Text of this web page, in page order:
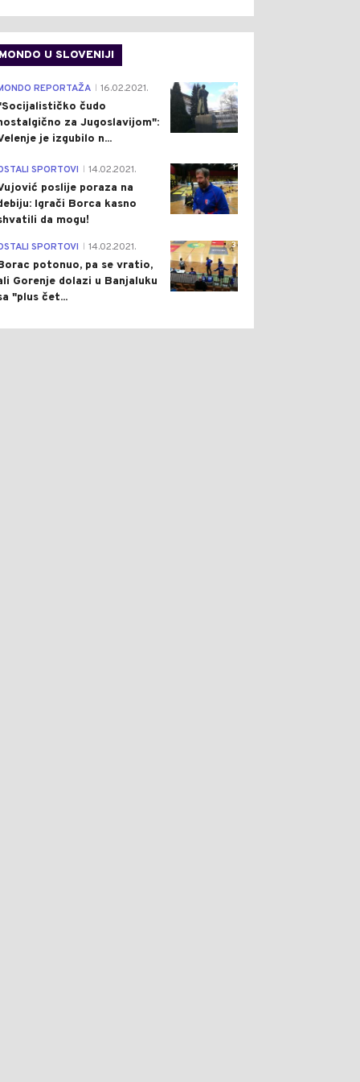
MONDO U SLOVENIJI
4
REPORTAŽA 16.02.2021.
čudo
za Jugoslavijom":
je izgubilo n...
1
SPORTOVI 14.02.2021.
poslije poraza na
Igrači Borca kasno
da mogu!
3
SPORTOVI 14.02.2021.
potonuo, pa se vratio,
Gorenje dolazi u Banjaluku
"plus čet...